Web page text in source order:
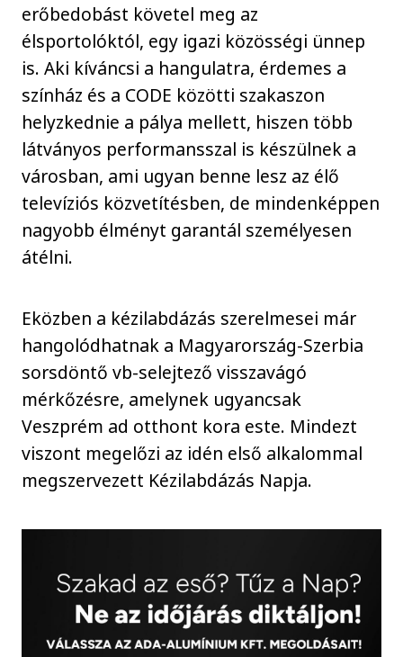
erőbedobást követel meg az
élsportolóktól, egy igazi közösségi ünnep
is. Aki kíváncsi a hangulatra, érdemes a
színház és a CODE közötti szakaszon
helyzkednie a pálya mellett, hiszen több
látványos performansszal is készülnek a
városban, ami ugyan benne lesz az élő
televíziós közvetítésben, de mindenképpen
nagyobb élményt garantál személyesen
átélni.
Eközben a kézilabdázás szerelmesei már
hangolódhatnak a Magyarország-Szerbia
sorsdöntő vb-selejtező visszavágó
mérkőzésre, amelynek ugyancsak
Veszprém ad otthont kora este. Mindezt
viszont megelőzi az idén első alkalommal
megszervezett Kézilabdázás Napja.